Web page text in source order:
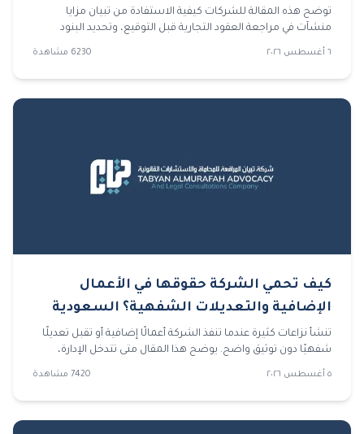
توضح هذه المقالة للشركات كيفية الاستفادة من تبيان مزايا
منشآت في مراجعة العقود التجارية قبل التوقيع، وتحديد البنود
الخطرة، وتجهيز المستندات، وتجنب الأخطاء التي قد تقود إلى
٦ أغسطس ٢٠٢٦ 6230 مشاهدة
كيف تحمي الشركة حقوقها في الأعمال
الإضافية والتعديلات الشفهية؟ السعودية
2026
تنشأ نزاعات كثيرة عندما تنفذ الشركة أعمالًا إضافية أو تقبل تعديلًا
شفهيًا دون توثيق واضح. يوضح هذا المقال متى تتدخل الإدارة،
وكيف يراجع محامي شركات المستندات، وما الذي تحتاجه قضايا
٥ أغسطس ٢٠٢٦ 7420 مشاهدة